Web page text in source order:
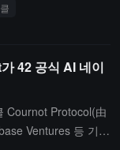
용이 전통적인 직
규모로 해고하며 직
평면화 운영 모델에
(3000명), 아틀라시
명) 및 코인베이스,
는 3% 이상
42 공식 AI 네이
Cournot Protocol(由
Ventures 등 기관